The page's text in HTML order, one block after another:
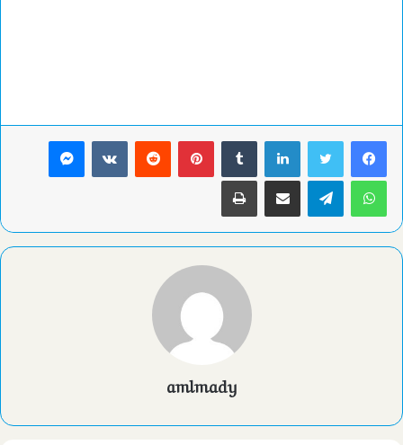
لينكدإن بينتيريست ماسنجر
واتساب تيلقرام مشاركة عبر البريد طباعة
amlmady